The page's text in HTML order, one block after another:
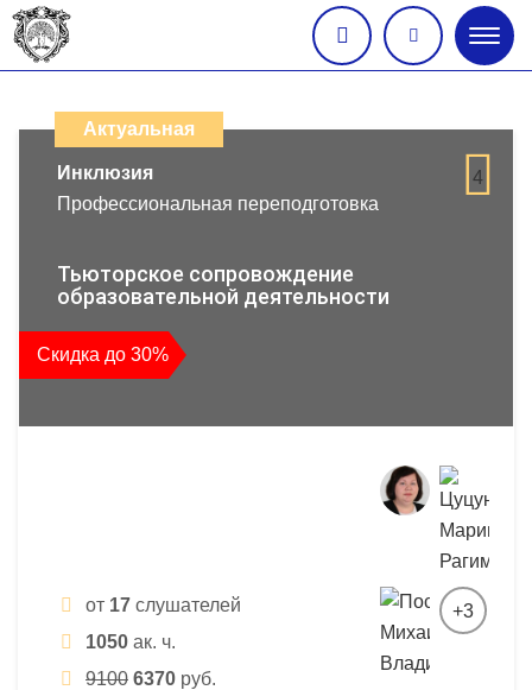
меню
дистанционных
образовательных
повышения
квалификации
и
профессиональной
Актуальная
4
Инклюзия
Профессиональная переподготовка
Тьюторское сопровождение
образовательной деятельности
Скидка до 30%
от 17 слушателей
1050 ак. ч.
9100 6370 руб.
+3